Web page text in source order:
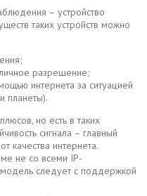
– устройство
таких устройств можно
разрешение;
интернета за ситуацией
планеты).
но есть в таких
сигнала – главный
качества интернета.
не со всеми IP-
следует с поддержкой